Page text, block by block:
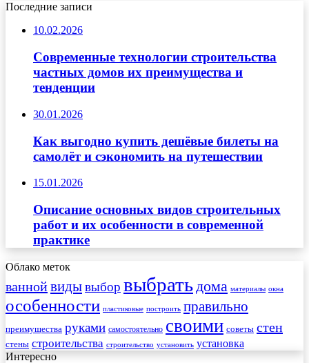
Последние записи
10.02.2026
Современные технологии строительства
частных домов их преимущества и
тенденции
30.01.2026
Как выгодно купить дешёвые билеты на
самолёт и сэкономить на путешествии
15.01.2026
Описание основных видов строительных
работ и их особенности в современной
практике
Облако меток
ваннойвидывыбор выбрать дома материалы окна
особенности пластиковые построить правильно
преимущества руками самостоятельно своими советы стен
стены строительства строительство установить установка
Интересно